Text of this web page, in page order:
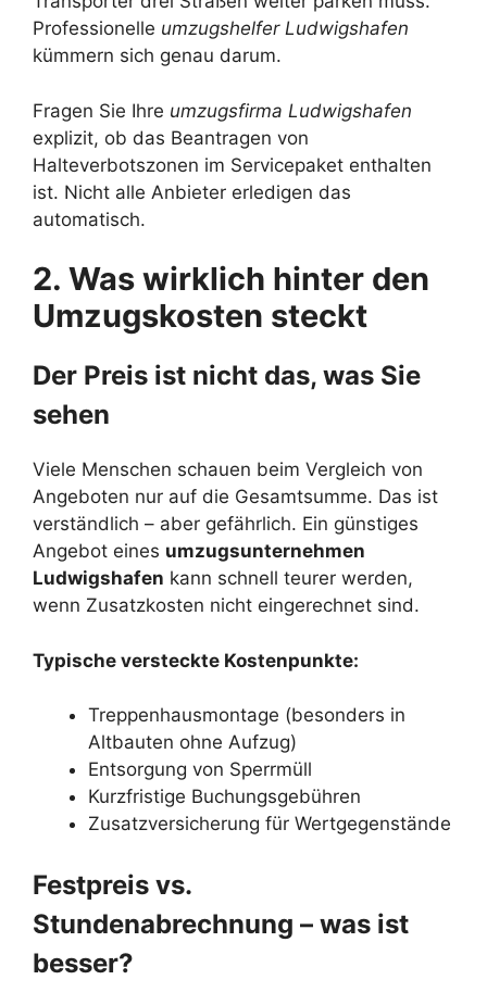
Professionelle umzugshelfer Ludwigshafen
kümmern sich genau darum.
Fragen Sie Ihre umzugsfirma Ludwigshafen
explizit, ob das Beantragen von
Halteverbotszonen im Servicepaket enthalten
ist. Nicht alle Anbieter erledigen das
automatisch.
2. Was wirklich hinter den
Umzugskosten steckt
Der Preis ist nicht das, was Sie
sehen
Viele Menschen schauen beim Vergleich von
Angeboten nur auf die Gesamtsumme. Das ist
verständlich – aber gefährlich. Ein günstiges
Angebot eines umzugsunternehmen
Ludwigshafen kann schnell teurer werden,
wenn Zusatzkosten nicht eingerechnet sind.
Typische versteckte Kostenpunkte:
Treppenhausmontage (besonders in
Altbauten ohne Aufzug)
Entsorgung von Sperrmüll
Kurzfristige Buchungsgebühren
Zusatzversicherung für Wertgegenstände
Festpreis vs.
Stundenabrechnung – was ist
besser?